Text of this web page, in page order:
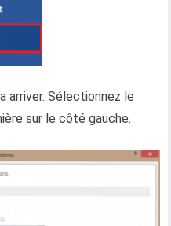
arriver. Sélectionnez le
sur le côté gauche.